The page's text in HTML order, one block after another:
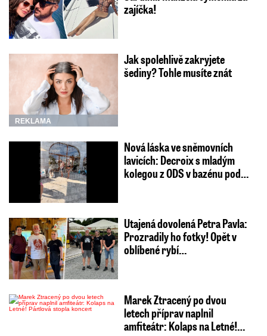
zajíčka!
REKLAMA
Jak spolehlivě zakryjete
šediny? Tohle musíte znát
Nová láska ve sněmovních
lavicích: Decroix s mladým
kolegou z ODS v bazénu pod…
Utajená dovolená Petra Pavla:
Prozradily ho fotky! Opět v
oblíbené rybí…
Marek Ztracený po dvou
letech příprav naplnil
amfiteátr: Kolaps na Letné!…